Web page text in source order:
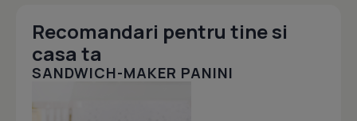
Recomandari pentru tine si
casa ta
SANDWICH-MAKER PANINI